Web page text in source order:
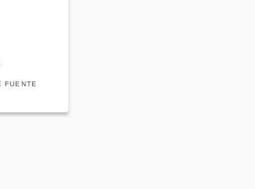
FUENTE